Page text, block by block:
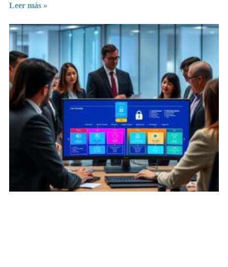
Leer más »